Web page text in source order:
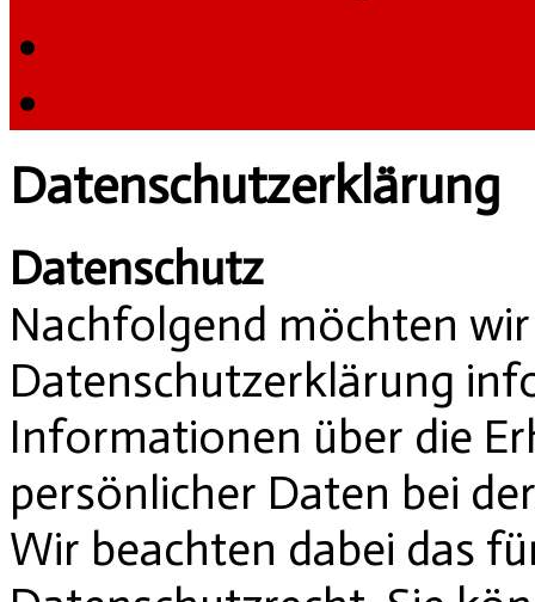
Datenschutzerklärung
Datenschutz
Nachfolgend möchten
Datenschutzerklärung
Informationen über die
persönlicher Daten bei
Wir beachten dabei das